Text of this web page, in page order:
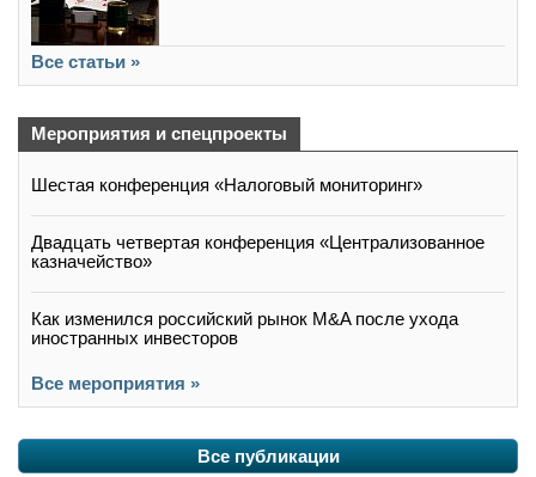
Все статьи »
Мероприятия и спецпроекты
Шестая конференция «Налоговый мониторинг»
Двадцать четвертая конференция «Централизованное
казначейство»
Как изменился российский рынок M&A после ухода
иностранных инвесторов
Все мероприятия »
Все публикации